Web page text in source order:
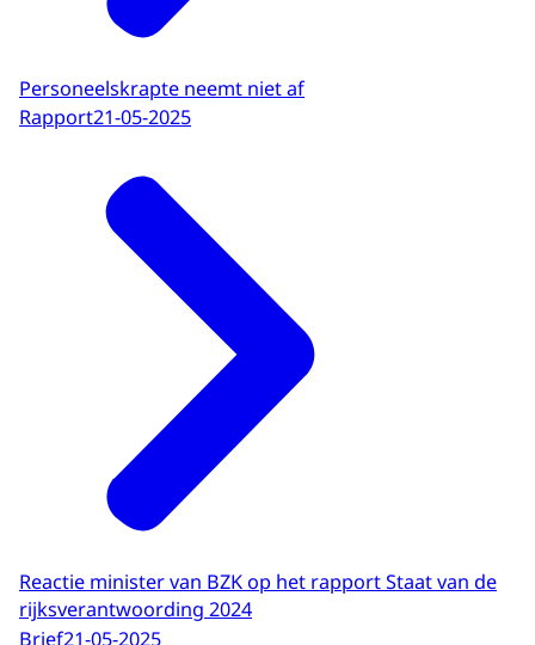
Personeelskrapte neemt niet af
Rapport21-05-2025
Reactie minister van BZK op het rapport Staat van de
rijksverantwoording 2024
Brief21-05-2025